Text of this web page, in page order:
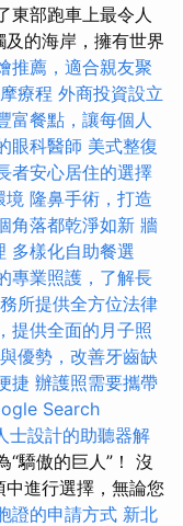
東部跑車上最令人
的海岸，擁有世界
推薦，適合親友聚
療程 外商投資設立
富餐點，讓每個人
眼科醫師 美式整復
者安心居住的選擇
境 隆鼻手術，打造
角落都乾淨如新 牆
多樣化自助餐選
專業照護，了解長
所提供全方位法律
提供全面的月子照
優勢，改善牙齒缺
捷 辦護照需要攜帶
Search
士設計的助聽器解
“驕傲的巨人”！ 沒
進行選擇，無論您
證的申請方式 新北